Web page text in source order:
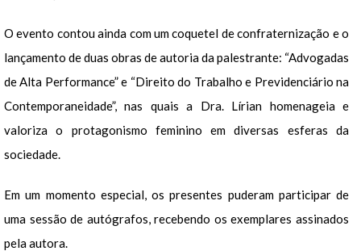
O evento contou ainda com um coquetel de confraternização e o
lançamento de duas obras de autoria da palestrante: “Advogadas
de Alta Performance” e “Direito do Trabalho e Previdenciário na
Contemporaneidade”, nas quais a Dra. Lírian homenageia e
valoriza o protagonismo feminino em diversas esferas da
sociedade.
Em um momento especial, os presentes puderam participar de
uma sessão de autógrafos, recebendo os exemplares assinados
pela autora.